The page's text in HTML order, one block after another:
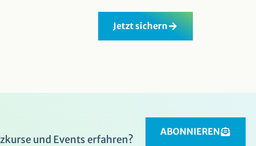
Jetzt sichern
und Events erfahren?
ABONNIEREN